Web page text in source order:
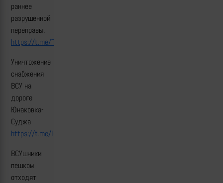
раннее
разрушенной
переправы.
https://t.me/The_Wrong_Side/22274
Уничтожение
снабжения
ВСУ на
дороге
Юнаковка-
Суджа
https://t.me/lost_armour/4710
ВСУшники
пешком
отходят